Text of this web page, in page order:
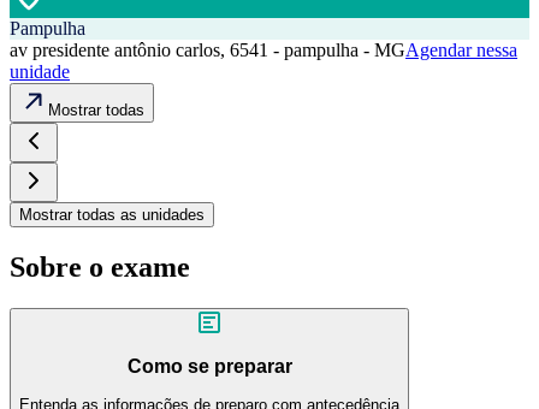
Pampulha
av presidente antônio carlos, 6541 - pampulha - MGAgendar nessa
unidade
Mostrar todas
Mostrar todas as unidades
Sobre o exame
Como se preparar
Entenda as informações de preparo com antecedência